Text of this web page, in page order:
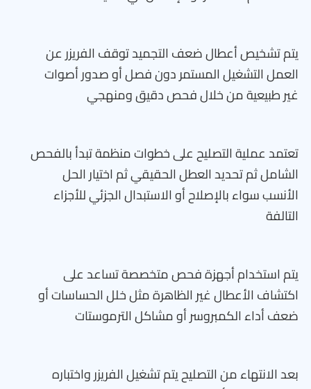
يتم تشخيص أعطال ضعف التجميد توقف الفريزر عن
العمل التشغيل المستمر دون فصل أو صدور أصوات
غير طبيعية من خلال فحص دقيق ومنهجي
تعتمد عملية التصليح على خطوات منظمة تبدأ بالفحص
الشامل ثم تحديد العطل الحقيقي ثم اختيار الحل
الأنسب سواء بالإصلاح أو الاستبدال الجزئي للأجزاء
التالفة
يتم استخدام أجهزة فحص متخصصة تساعد على
اكتشاف الأعطال غير الظاهرة مثل خلل الحساسات أو
ضعف أداء الكمبروسر أو مشاكل الترموستات
بعد الانتهاء من التصليح يتم تشغيل الفريزر واختباره